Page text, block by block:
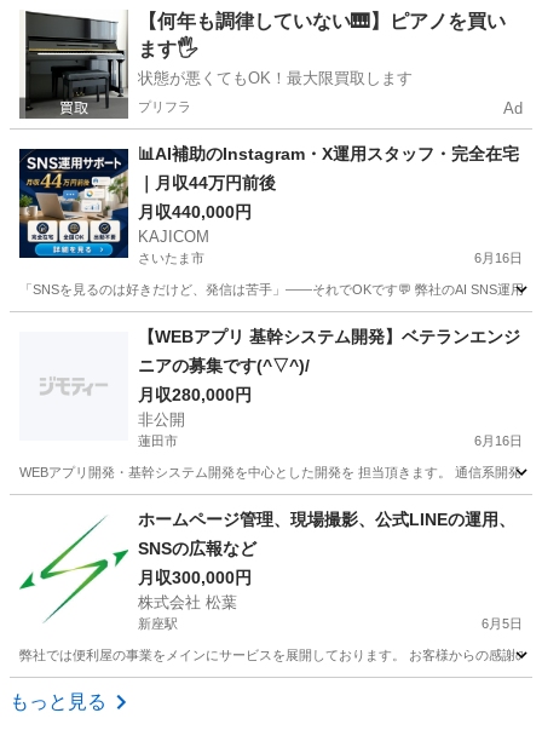
埼玉 さいたま市 web 未経験
【何年も調律していない🎹】ピアノを買い
ます🖐️
状態が悪くてもOK！最大限買取します
プリフラ Ad
📊AI補助のInstagram・X運用スタッフ・完全在宅
｜月収44万円前後
月収440,000円
KAJICOM
さいたま市 6月16日
「SNSを見るのは好きだけど、発信は苦手」——それでOKです💬 弊社のAI SNS運用
さいたま市 未経験
【WEBアプリ 基幹システム開発】ベテランエンジ
ニアの募集です(^▽^)/
月収280,000円
非公開
蓮田市 6月16日
WEBアプリ開発・基幹システム開発を中心とした開発を 担当頂きます。 通信系開発
web
ホームページ管理、現場撮影、公式LINEの運用、
SNSの広報など
月収300,000円
株式会社 松葉
新座駅 6月5日
弊社では便利屋の事業をメインにサービスを展開しております。 お客様からの感謝
埼玉 新座市
もっと見る